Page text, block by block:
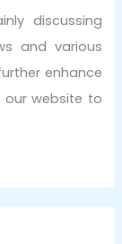
discussing
and various
enhance
our website to